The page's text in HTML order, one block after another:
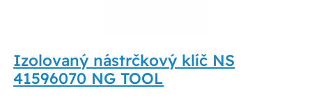
Izolovaný nástrčkový klíč NS
41596070 NG TOOL